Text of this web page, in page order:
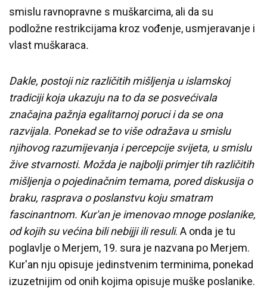
smislu ravnopravne s muškarcima, ali da su
podložne restrikcijama kroz vođenje, usmjeravanje i
vlast muškaraca.
Dakle, postoji niz različitih mišljenja u islamskoj
tradiciji koja ukazuju na to da se posvećivala
značajna pažnja egalitarnoj poruci i da se ona
razvijala. Ponekad se to više odražava u smislu
njihovog razumijevanja i percepcije svijeta, u smislu
žive stvarnosti. Možda je najbolji primjer tih različitih
mišljenja o pojedinačnim temama, pored diskusija o
braku, rasprava o poslanstvu koju smatram
fascinantnom. Kur'an je imenovao mnoge poslanike,
od kojih su većina bili nebijji ili resuli. A onda je tu
poglavlje o Merjem, 19. sura je nazvana po Merjem.
Kur'an nju opisuje jedinstvenim terminima, ponekad
izuzetnijim od onih kojima opisuje muške poslanike.